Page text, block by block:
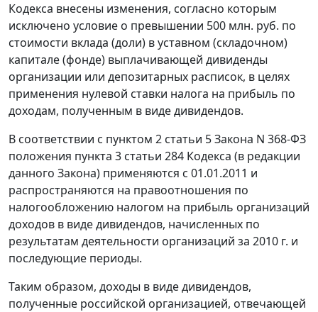
Кодекса внесены изменения, согласно которым
исключено условие о превышении 500 млн. руб. по
стоимости вклада (доли) в уставном (складочном)
капитале (фонде) выплачивающей дивиденды
организации или депозитарных расписок, в целях
применения нулевой ставки налога на прибыль по
доходам, полученным в виде дивидендов.
В соответствии с пунктом 2 статьи 5 Закона N 368-ФЗ
положения пункта 3 статьи 284 Кодекса (в редакции
данного Закона) применяются с 01.01.2011 и
распространяются на правоотношения по
налогообложению налогом на прибыль организаций
доходов в виде дивидендов, начисленных по
результатам деятельности организаций за 2010 г. и
последующие периоды.
Таким образом, доходы в виде дивидендов,
полученные российской организацией, отвечающей